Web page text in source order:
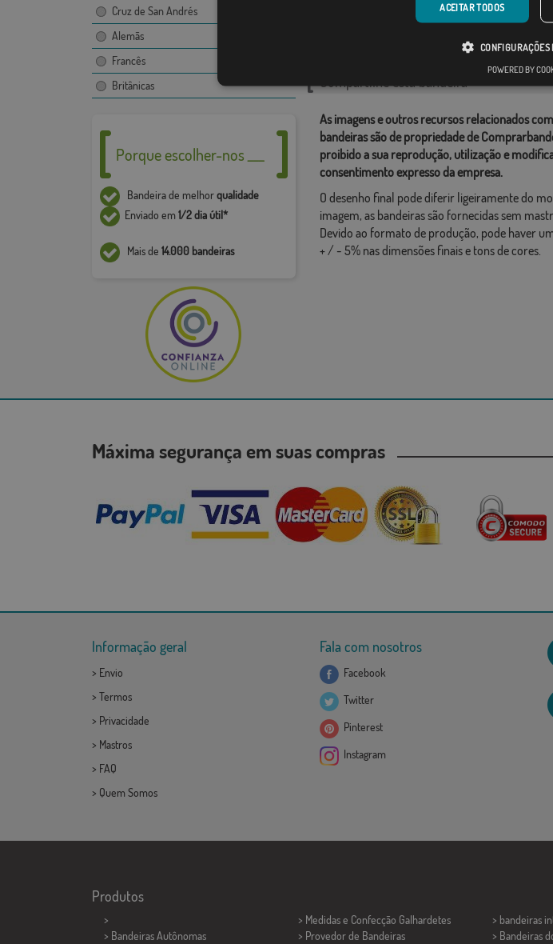
Cruz de San Andrés
Alemãs
Francês
Britânicas
Porque escolher-nos ___
Bandeira de melhorqualidade
Enviado em1/2 dia útil*
Mais de 14.000 bandeiras
Categorias relacionadas:
Compartilhe esta bandeira
As imagens e outros recursos relacionados
bandeiras são de propriedade de
proibido a sua reprodução, utilização e
consentimento expresso da empresa.
O desenho final pode diferir ligeiramente do
imagem, as bandeiras são fornecidas sem
Devido ao formato de produção, pode haver
+ / - 5% nas dimensões finais e tons de cores.
Máxima segurança em suas compras
Informação geral
> Envio
> Termos
> Privacidade
> Mastros
> FAQ
> Quem Somos
Fala com nosotros
Facebook
Twitter
Pinterest
Instagram
Produtos
>
> Bandeiras Autônomas
> Medidas e Confecção Galhardetes
> Provedor de Bandeiras
> bandeiras
> Bandeiras
ACEITAR TODOS
CONFIGURAÇÕES
POWERED BY